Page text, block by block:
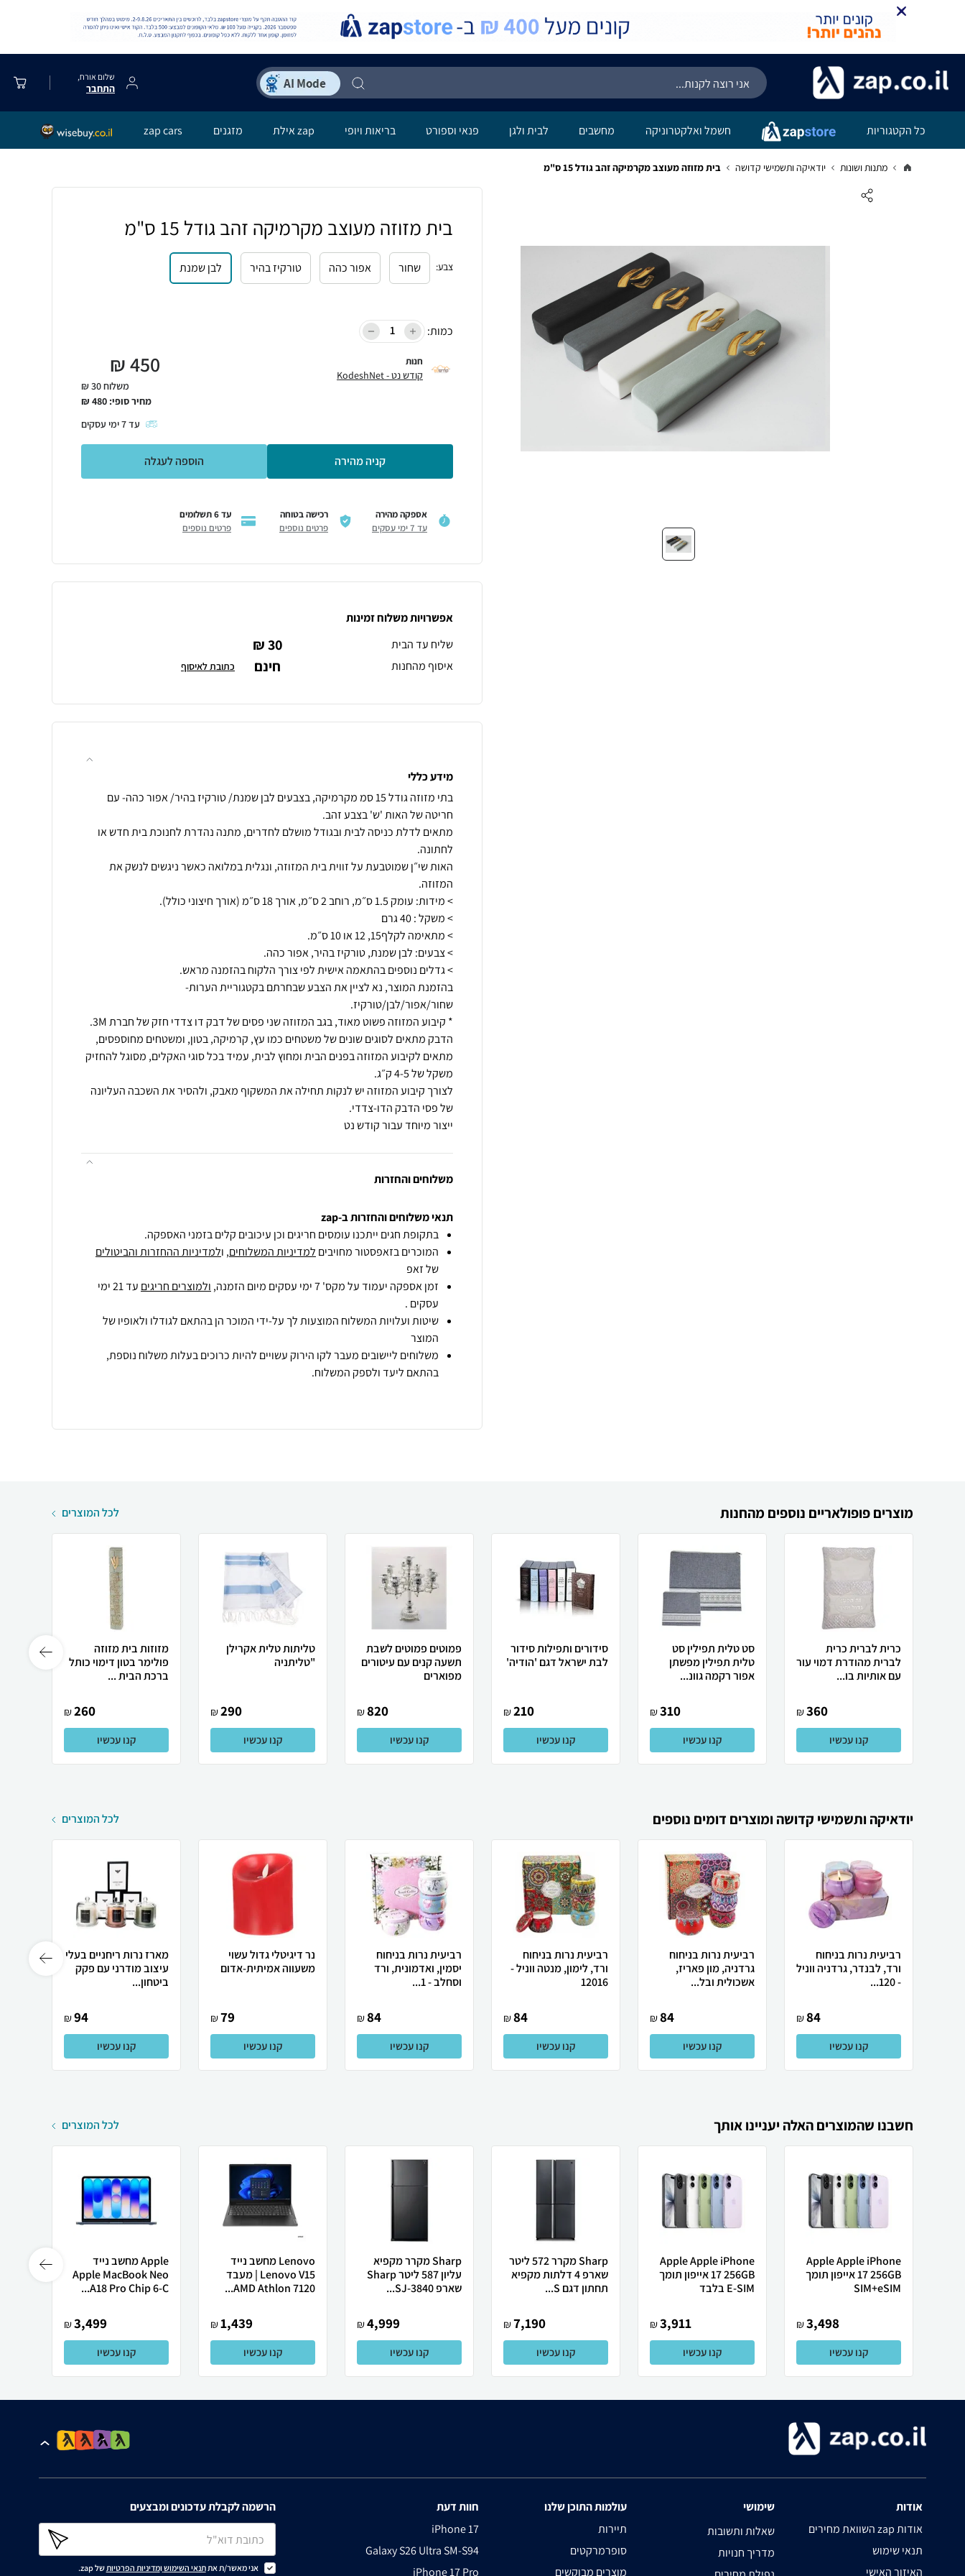
שלום אורח,
התחבר
כל הקטגוריות חשמל ואלקטרוניקה מחשבים לבית ולגן פנאי וספורט בריאות ויופי zap אילת מזגנים zap cars
מתנות ושונות יודאיקה ותשמישי קדושה בית מזוזה מעוצב מקרמיקה זהב גודל 15 ס"מ
בית מזוזה מעוצב מקרמיקה זהב גודל 15 ס"מ
צבע: שחור אפור כהה טורקיז בהיר לבן שמנת
כמות:
חנות
קודש נט - KodeshNet 450
₪
משלוח 30 ₪
מחיר סופי: 480
₪
עד7ימי עסקים
קניה מהירה הוספה לעגלה
אספקה מהירה
עד 7 ימי עסקים
רכישה בטוחה
פרטים נוספים
עד 6 תשלומים
פרטים נוספים
אפשרויות משלוח זמינות
שליח עד הבית
30 ₪
איסוף מהחנות חינם כתובת לאיסוף
מידע כללי
בתי מזוזה גודל 15 סמ מקרמיקה, בצבעים לבן שמנת/ טורקיז בהיר/ אפור כהה- עם
מתאים לדלת כניסה לבית ובגודל מושלם לחדרים, מתנה נהדרת לחנוכת בית חדש או
האות שי״ן שמוטבעת על זווית בית המזוזה, ונגלית במלואה כאשר ניגשים לנשק את
בהזמנת המוצר, נא לציין את הצבע שבחרתם בקטגוריית הערות-
הדבק מתאים לסוגים שונים של משטחים כמו עץ, קרמיקה, בטון, ומשטחים מחוספסים,
מתאים לקיבוע המזוזה בפנים הבית ומחוץ לבית, עמיד בכל סוגי האקלים, מסוגל להחזיק
לצורך קיבוע המזוזה יש לנקות תחילה את המשקוף מאבק, ולהסיר את השכבה העליונה
ייצור מיוחד עבור קודש נט
משלוחים והחזרות
תנאי משלוחים והחזרות ב-zap
בתקופת חגים ייתכנו עומסים חריגים וכן עיכובים קלים בזמני האספקה.
המוכרים בזאפסטור מחויבים למדיניות המשלוחים, ולמדיניות ההחזרות והביטולים
של זאפ
זמן אספקה יעמוד על מקס' 7 ימי עסקים מיום הזמנה,
ולמוצרים חריגים
עד 21 ימי
עסקים .
שיטות ועלויות המשלוח המוצעות לך על-ידי המוכר הן בהתאם לגודלו ולאופיו של
המוצר
משלוחים ליישובים מעבר לקו הירוק עשויים להיות כרוכים בעלות משלוח נוספת,
בהתאם ליעד ולספק המשלוח.
מוצרים פופולאריים נוספים מהחנות לכל המוצרים
כרית לברית כרית
לברית מהודרת דמוי עור
עם אותיות בו...
360
₪
קנו עכשיו
סט טלית תפילין סט
טלית תפילין מפשתן
אפור רקמה גוונ...
310
₪
קנו עכשיו
סידורים ותפילות סידור
לבת ישראל דגם 'הודיה'
210
₪
קנו עכשיו
פמוטים פמוטים לשבת
תשעה קנים עם עיטורים
מפוארים
820
₪
קנו עכשיו
טליתות טלית אקרילן
"טליתניה
290
₪
קנו עכשיו
מזוזות בית מזוזה
פולימר בטון דימוי כותל
ברכת הבית ...
260
₪
קנו עכשיו
יודאיקה ותשמישי קדושה ומוצרים דומים נוספים לכל המוצרים
רביעית נרות בניחוח
ורד, לבנדר, גרדניה ווניל
- 120...
84
₪
קנו עכשיו
רביעית נרות בניחוח
גרדניה, מון פאריז,
אשכולית ובל...
84
₪
קנו עכשיו
רביעית נרות בניחוח
ורד, לימון, מנטה ווניל -
12016
84
₪
קנו עכשיו
רביעית נרות בניחוח
יסמין, ואדמונית, ורד
וסחלב - 1...
84
₪
קנו עכשיו
נר דיגיטלי גדול עשוי
משעווה אמיתית-אדום
79
₪
קנו עכשיו
מארז נרות ריחניים בעלי
עיצוב מודרני עם פקק
ביטחון...
94
₪
קנו עכשיו
חשבנו שהמוצרים האלה יעניינו אותך לכל המוצרים
Apple Apple iPhone
17 256GB אייפון תומך
SIM+eSIM
3,498
₪
קנו עכשיו
Apple Apple iPhone
17 256GB אייפון תומך
E-SIM בלבד
3,911
₪
קנו עכשיו
Sharp מקרר 572 ליטר
שארפ 4 דלתות מקפיא
תחתון דגם S...
7,190
₪
קנו עכשיו
Sharp מקרר מקפיא
עליון 587 ליטר Sharp
שארפ SJ-3840...
4,999
₪
קנו עכשיו
Lenovo מחשב נייד
Lenovo V15 | מעבד
AMD Athlon 7120...
1,439
₪
קנו עכשיו
Apple מחשב נייד
Apple MacBook Neo
A18 Pro Chip 6-C...
3,499
₪
קנו עכשיו
אודות
השוואת מחירים zap אודות
תנאי שימוש
האיזור האישי
שימושי
שאלות ותשובות
מדריך חנויות
עולמות התוכן שלנו
תיירות
סופרמרקטים
מוצרים מבוקשים
חוות דעת
iPhone 17
Galaxy S26 Ultra SM-S94
iPhone 17 Pro
הרשמה לקבלת עדכונים ומבצעים
אני מאשר/ת אתתנאי השימושומדיניות הפרטיותשל zap.